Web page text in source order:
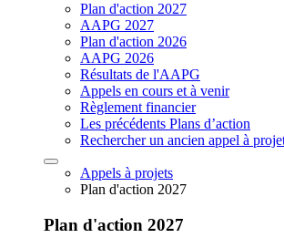
Plan d'action 2027
AAPG 2027
Plan d'action 2026
AAPG 2026
Résultats de l'AAPG
Appels en cours et à venir
Règlement financier
Les précédents Plans d’action
Rechercher un ancien appel à
Appels à projets
Plan d'action 2027
Plan d'action 2027